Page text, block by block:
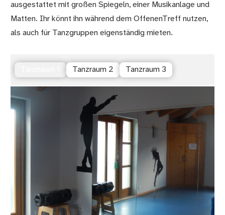
ausgestattet mit großen Spiegeln, einer Musikanlage und
Matten. Ihr könnt ihn während dem OffenenTreff nutzen,
als auch für Tanzgruppen eigenständig mieten.
Tanzraum 2 Tanzraum 3